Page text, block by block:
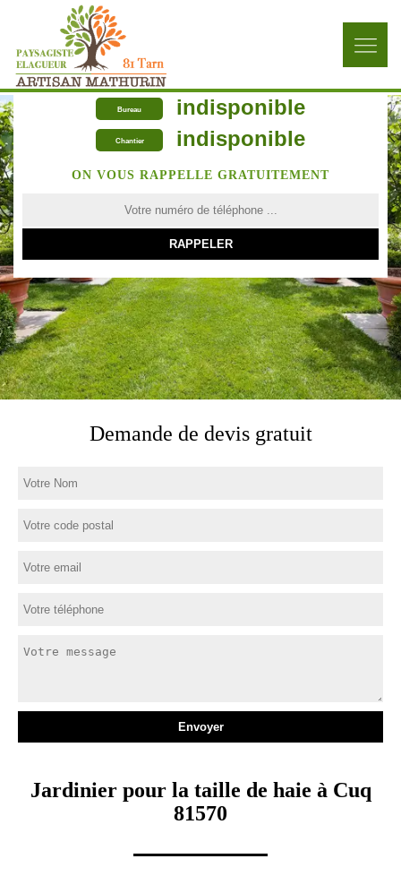
Bureau indisponible
Chantier indisponible
ON VOUS RAPPELLE GRATUITEMENT
Demande de devis gratuit
Jardinier pour la taille de haie à Cuq
81570